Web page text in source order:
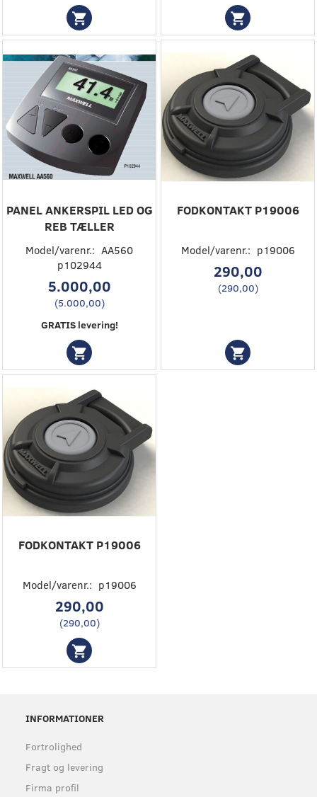
PANEL ANKERSPIL LED OG
REB TÆLLER
Model/varenr.: AA560
p102944
5.000,00
(5.000,00)
GRATIS levering!
FODKONTAKT P19006
Model/varenr.: p19006
290,00
(290,00)
FODKONTAKT P19006
Model/varenr.: p19006
290,00
(290,00)
INFORMATIONER
Fortrolighed
Fragt og levering
Firma profil